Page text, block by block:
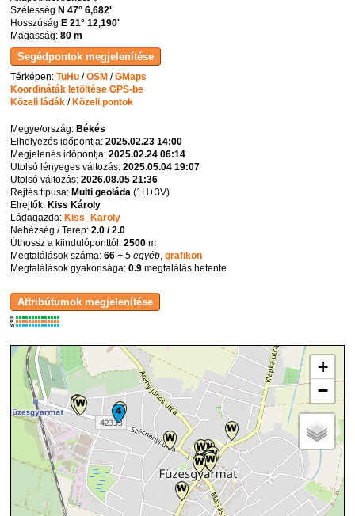
Szélesség N 47° 6,682'
Hosszúság E 21° 12,190'
Magasság:80 m
Térképen:TuHu /OSM /GMaps
Koordináták letöltése GPS-be
Közeli ládák /Közeli pontok
Megye/ország:Békés
Elhelyezés időpontja:2025.02.23 14:00
Megjelenés időpontja:2025.02.24 06:14
Utolsó lényeges változás:2025.05.04 19:07
Utolsó változás:2026.08.05 21:36
Rejtés típusa:Multi geoláda (1H+3V)
Elrejtők:Kiss Károly
Ládagazda:Kiss_Karoly
Nehézség / Terep:2.0 / 2.0
Úthossz a kiindulóponttól:2500 m
Megtalálások száma:66 + 5 egyéb ,grafikon
Megtalálások gyakorisága:0.9 megtalálás hetente
K
R
W
+
−